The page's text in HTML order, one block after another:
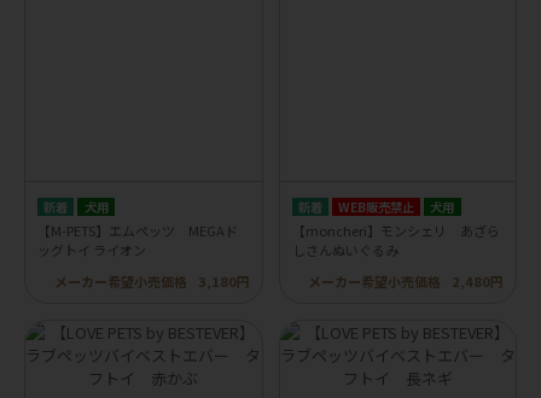
犬用
【M-PETS】エムペッツ MEGAド
ッグトイ ライオン
メーカー希望小売価格
3,180円
WEB販売禁止 犬用
【moncheri】モンシェリ あざら
しさんぬいぐるみ
メーカー希望小売価格
2,480円